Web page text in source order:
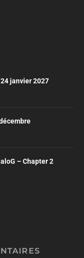
janvier 2027
– Chapter 2